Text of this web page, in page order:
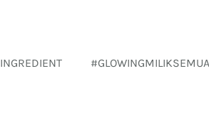
INGREDIENT #GLOWINGMILIKSEMUA